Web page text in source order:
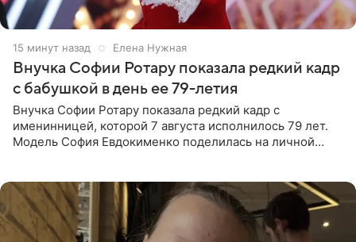
15 минут назад Елена Нужная
Внучка Софии Ротару показала редкий кадр
с бабушкой в день ее 79-летия
Внучка Софии Ротару показала редкий кадр с
именинницей, которой 7 августа исполнилось 79 лет.
Модель София Евдокименко поделилась на личной